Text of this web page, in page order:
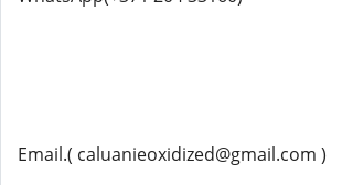
Email.( caluanieoxidized@gmail.com )